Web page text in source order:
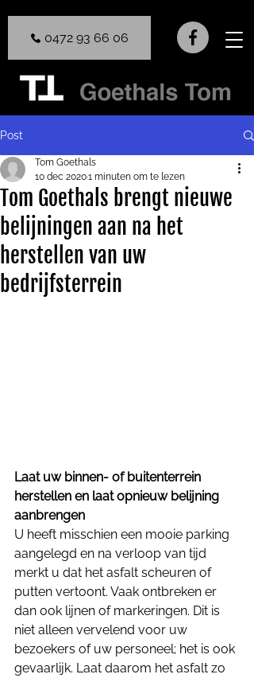
0472 93 66 06
Post
Tom Goethals brengt nieuwe
belijningen aan na het
herstellen van uw
bedrijfsterrein
Tom Goethals
10 dec 20201 minuten om te lezen
Laat uw binnen- of buitenterrein
herstellen en laat opnieuw belijning
aanbrengen
U heeft misschien een mooie parking
aangelegd en na verloop van tijd
merkt u dat het asfalt scheuren of
putten vertoont. Vaak ontbreken er
dan ook lijnen of markeringen. Dit is
niet alleen vervelend voor uw
bezoekers of uw personeel; het is ook
gevaarlijk. Laat daarom het asfalt zo